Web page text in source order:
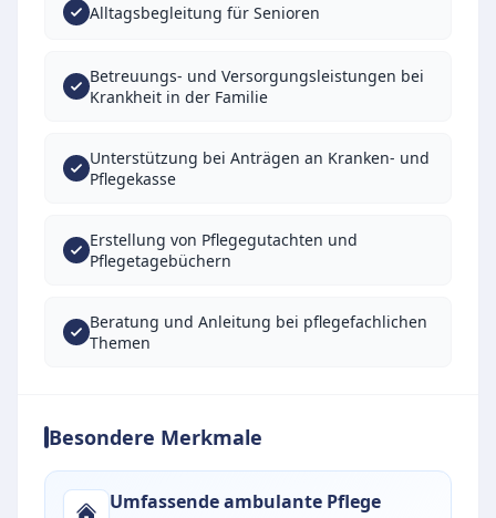
Alltagsbegleitung für Senioren
Betreuungs- und Versorgungsleistungen bei
Krankheit in der Familie
Unterstützung bei Anträgen an Kranken- und
Pflegekasse
Erstellung von Pflegegutachten und
Pflegetagebüchern
Beratung und Anleitung bei pflegefachlichen
Themen
Besondere Merkmale
Umfassende ambulante Pflege